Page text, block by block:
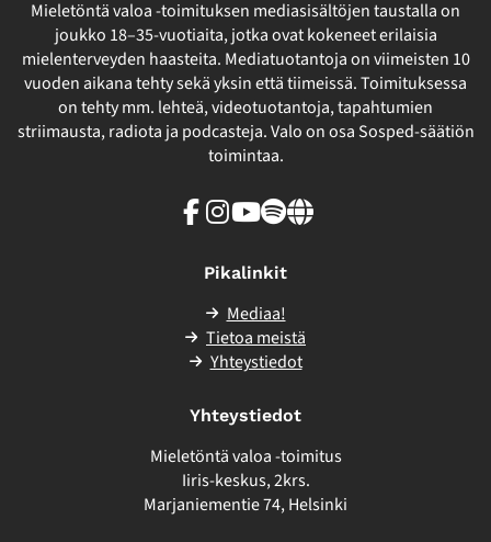
Mieletöntä valoa -toimituksen mediasisältöjen taustalla on
joukko 18–35-vuotiaita, jotka ovat kokeneet erilaisia
mielenterveyden haasteita. Mediatuotantoja on viimeisten 10
vuoden aikana tehty sekä yksin että tiimeissä. Toimituksessa
on tehty mm. lehteä, videotuotantoja, tapahtumien
striimausta, radiota ja podcasteja. Valo on osa Sosped-säätiön
toimintaa.
Facebook
Instagram
Youtube
SpotifyLinkki
Pikalinkit
Mediaa!
Tietoa meistä
Yhteystiedot
Yhteystiedot
Mieletöntä valoa -toimitus
Iiris-keskus, 2krs.
Marjaniementie 74, Helsinki